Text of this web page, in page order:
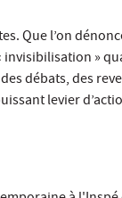
Que l’on
»
débats, des
levier